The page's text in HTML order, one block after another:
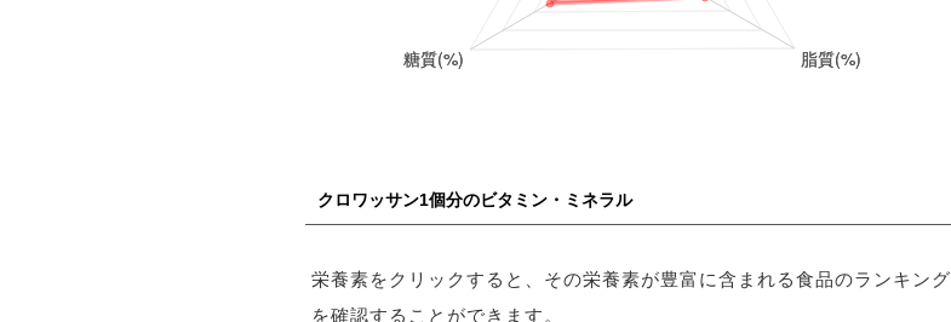
クロワッサン1個分のビタミン・ミネラル
栄養素をクリックすると、その栄養素が豊富に含まれる食品のランキング
を確認することができます。